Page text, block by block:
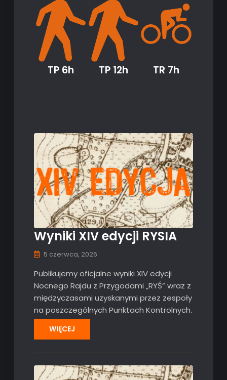
TP 6h TP 12h TR 7h
Wyniki XIV edycji RYSIA
5 czerwca, 2026
Publikujemy oficjalne wyniki XIV edycji
Nocnego Rajdu z Przygodami „RYŚ” wraz z
międzyczasami uzyskanymi przez zespoły
na poszczególnych Punktach Kontrolnych.
WIĘCEJ